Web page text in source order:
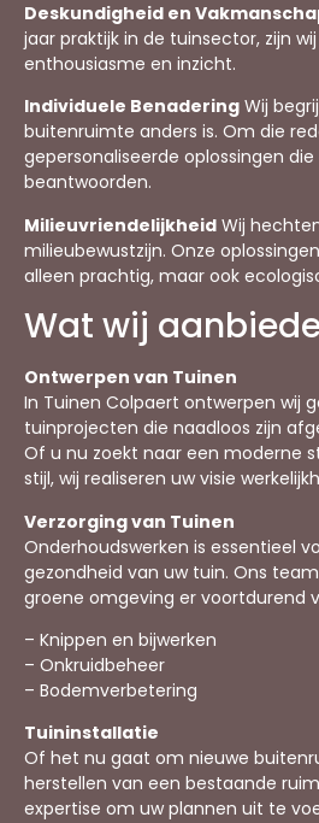
Deskundigheid en
jaar praktijk in de tuinsector, zijn
enthousiasme en inzicht.
Individuele Benadering Wij
buitenruimte anders is. Om die
gepersonaliseerde oplossingen
beantwoorden.
Milieuvriendelijkheid Wij
milieubewustzijn. Onze
alleen prachtig, maar ook
Wat wij
Ontwerpen van Tuinen
In Tuinen Colpaert ontwerpen wij
tuinprojecten die naadloos zijn
Of u nu zoekt naar een moderne
stijl, wij realiseren uw visie
Verzorging van Tuinen
Onderhoudswerken is essentieel
gezondheid van uw tuin. Ons
groene omgeving er voortdurend
– Knippen en bijwerken
– Onkruidbeheer
– Bodemverbetering
Tuininstallatie
Of het nu gaat om nieuwe
herstellen van een bestaande
expertise om uw plannen uit te